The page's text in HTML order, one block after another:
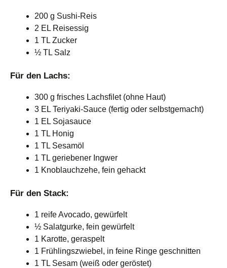
200 g Sushi-Reis
2 EL Reisessig
1 TL Zucker
½ TL Salz
Für den Lachs:
300 g frisches Lachsfilet (ohne Haut)
3 EL Teriyaki-Sauce (fertig oder selbstgemacht)
1 EL Sojasauce
1 TL Honig
1 TL Sesamöl
1 TL geriebener Ingwer
1 Knoblauchzehe, fein gehackt
Für den Stack:
1 reife Avocado, gewürfelt
½ Salatgurke, fein gewürfelt
1 Karotte, geraspelt
1 Frühlingszwiebel, in feine Ringe geschnitten
1 TL Sesam (weiß oder geröstet)